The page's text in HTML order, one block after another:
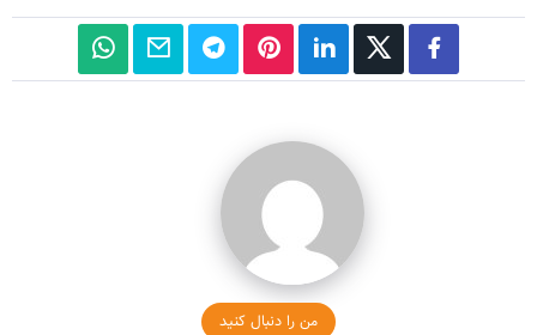
من را دنبال کنید